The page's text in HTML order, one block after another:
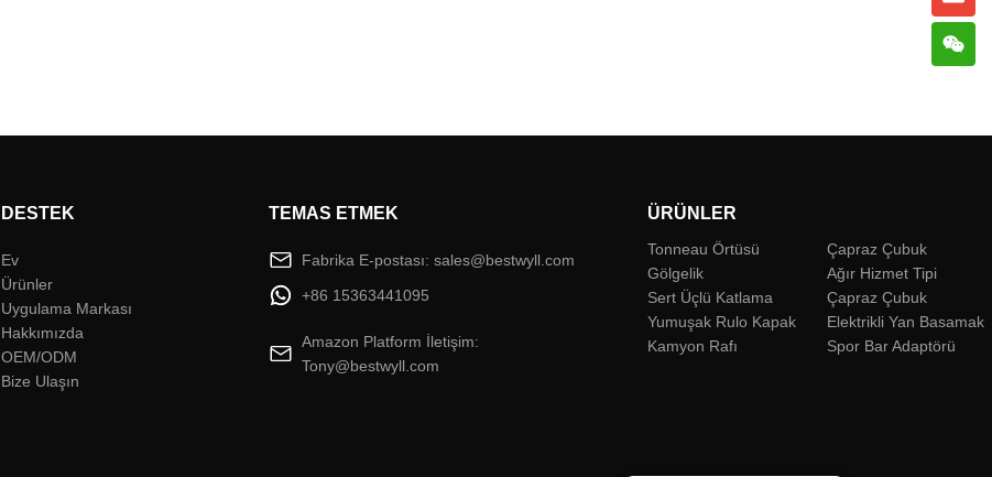
DESTEK
Ev
Ürünler
Uygulama Markası
Hakkımızda
OEM/ODM
Bize Ulaşın
TEMAS ETMEK
Fabrika E-postası: sales@bestwyll.com
+86 15363441095
Amazon Platform İletişim:
Tony@bestwyll.com
ÜRÜNLER
Tonneau Örtüsü
Gölgelik
Sert Üçlü Katlama
Yumuşak Rulo Kapak
Kamyon Rafı
Çapraz Çubuk
Ağır Hizmet Tipi
Çapraz Çubuk
Elektrikli Yan Basamak
Spor Bar Adaptörü